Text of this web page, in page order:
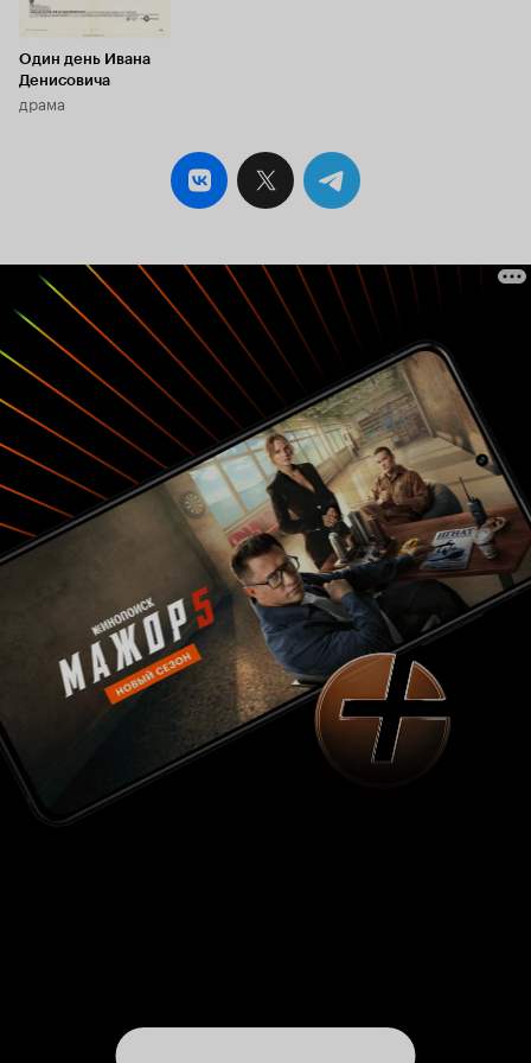
полная схожесть. И только. Я не почувствовал в
нём - Ивана Денисовича. Того самого. Автор
меня не убедил. Отчего к нему такое
уважение? Окружающих. По имени и по
отчеству. То что тянет лямку за двоих, за троих?
Где это в картине? На кладке кирпичной? Но,
достаточно? То что очередь занял а каптёрку?
снял сериал о ГУЛАГе 'В круге первом'.
до'. Но от сериала тогда остался осадок.
Знаете какой? Создалось впечатление, что все
те люди, не срок отбывают в мученичестве
судеб прибывая, а как будто бы проводят
время на курорте. Путёвки им выданы
насильно, без их желания и они - тяготятся...
страдают... но, терпят... и, между делом, как во
дворе мужики раньше - 'козла забивают' в
праздности. Верно? Евгений Миронов (Глеб
Нержин) тогда просто 'колокольчиком' счастья
заливался в звоне. Из сцены в сцену. А чего
отчаиваться? Приключения Тома Сойера
разыгрывал... Какая ещё трагедия? Что
касается Алексея Колубкова (Лев Рубин) -
просто раздражал пародийностью на
книжного светоча... Первокласник в роли
студента-выпускника. Никак не меньше. Смех,
да и только... К чему это я? Да всё к тому же.
Нынешний 'Иван Денисович' - это очень-очень
слабый подстрочник под классику. Без души.
Без осмысления. Поверхостный. Штрихи,
необходимые картине в зарисовках
отсутствуют или невнятны. Карцер, к примеру,
страшное место, чулан ледяной на десять
суток исправления, почему штабелями
'жмуриков' не раскрасить? И слов никаких не
надо за кадром в пояснение. Обтянутые кожей
Александра Митты. Там лагерь со всеми
'красотами', здесь 'те же широты' Родины. Но
Один день Ивана
Денисовича
драма